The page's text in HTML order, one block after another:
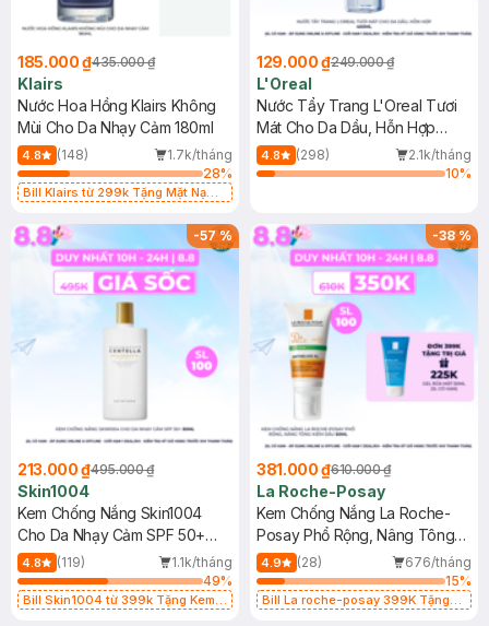
185.000 ₫435.000 ₫
Klairs
Nước Hoa Hồng Klairs Không
Mùi Cho Da Nhạy Cảm 180ml
4.8 (148)
1.7k/tháng
28%
Bill Klairs từ 299k Tặng Mặt Nạ
25ml (SL Có Hạn)
129.000 ₫249.000 ₫
L'Oreal
Nước Tẩy Trang L'Oreal Tươi
Mát Cho Da Dầu, Hỗn Hợp
400ml
4.8 (298)
2.1k/tháng
10%
-57%
213.000 ₫495.000 ₫
Skin1004
Kem Chống Nắng Skin1004
Cho Da Nhạy Cảm SPF 50+
50ml
4.8 (119)
1.1k/tháng
49%
Bill Skin1004 từ 399k Tặng Kem
-38%
381.000 ₫610.000 ₫
La Roche-Posay
Kem Chống Nắng La Roche-
Posay Phổ Rộng, Nâng Tông
Kiềm Dầu 50ml
4.9 (28)
676/tháng
15%
Bill La roche-posay 399K Tặng